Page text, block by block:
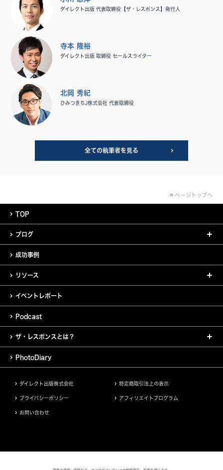
ダイレクト出版 代表取締役【ザ・レスポンス】発行人
寺本 隆裕
ダイレクト出版 取締役 セールスライター
北岡 秀紀
ひみつきちJ株式会社 代表取締役
全ての執筆者を見る
ページトップへ
TOP
ブログ
成功事例
リソース
イベントレポート
Podcast
ザ・レスポンスとは？
PhotoDiary
ダイレクト出版株式会社 特定商取引法上の表示
プライバシーポリシー アフィリエイトプログラム
お問い合わせ